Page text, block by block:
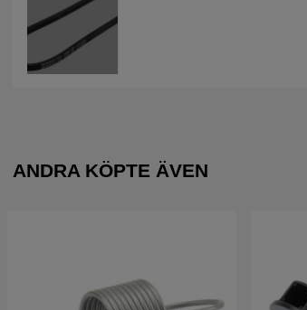
ANDRA KÖPTE ÄVEN